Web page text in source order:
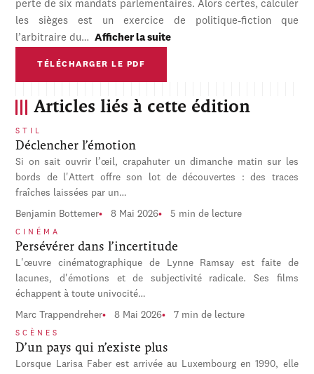
perte de six mandats parlementaires. Alors certes, calculer
les sièges est un exercice de politique-fiction que
l’arbitraire du…
Afficher la suite
TÉLÉCHARGER LE PDF
Articles liés à cette édition
STIL
Déclencher l’émotion
Si on sait ouvrir l’œil, crapahuter un dimanche matin sur les
bords de l'Attert offre son lot de découvertes : des traces
fraîches laissées par un…
Benjamin Bottemer 8 Mai 2026 5 min de lecture
CINÉMA
Persévérer dans l’incertitude
L'œuvre cinématographique de Lynne Ramsay est faite de
lacunes, d'émotions et de subjectivité radicale. Ses films
échappent à toute univocité…
Marc Trappendreher 8 Mai 2026 7 min de lecture
SCÈNES
D’un pays qui n’existe plus
Lorsque Larisa Faber est arrivée au Luxembourg en 1990, elle